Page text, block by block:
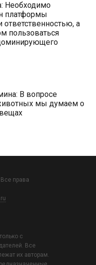
Необходимо
платформы
ответственностью, а
пользоваться
В вопросе
мы думаем о
права
с
Все
их авторам.